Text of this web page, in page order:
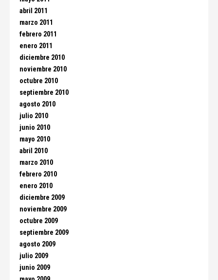
abril 2011
marzo 2011
febrero 2011
enero 2011
diciembre 2010
noviembre 2010
octubre 2010
septiembre 2010
agosto 2010
julio 2010
junio 2010
mayo 2010
abril 2010
marzo 2010
febrero 2010
enero 2010
diciembre 2009
noviembre 2009
octubre 2009
septiembre 2009
agosto 2009
julio 2009
junio 2009